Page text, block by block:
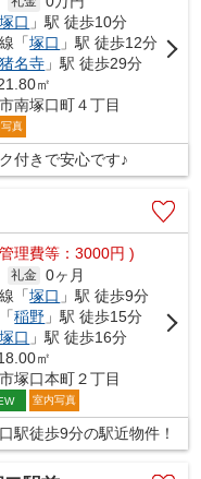
塚口 」駅 徒歩10分
「塚口 」駅 徒歩12分
猪名寺 」駅 徒歩29分
㎡
南塚口町４丁目
真
付きで安心です♪
理費等：3000円 )
礼金 0ヶ月
「塚口 」駅 徒歩9分
稲野 」駅 徒歩15分
塚口 」駅 徒歩16分
㎡
塚口本町２丁目
室内写真
駅徒歩9分の駅近物件！